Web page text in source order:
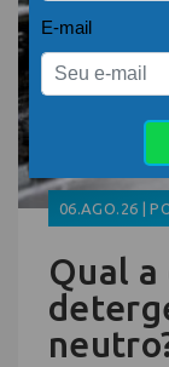
06.AGO.26 |
Qual